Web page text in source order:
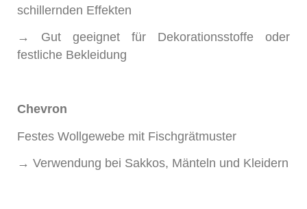
schillernden Effekten
→ Gut geeignet für Dekorationsstoffe oder
festliche Bekleidung
Chevron
Festes Wollgewebe mit Fischgrätmuster
→ Verwendung bei Sakkos, Mänteln und Kleidern